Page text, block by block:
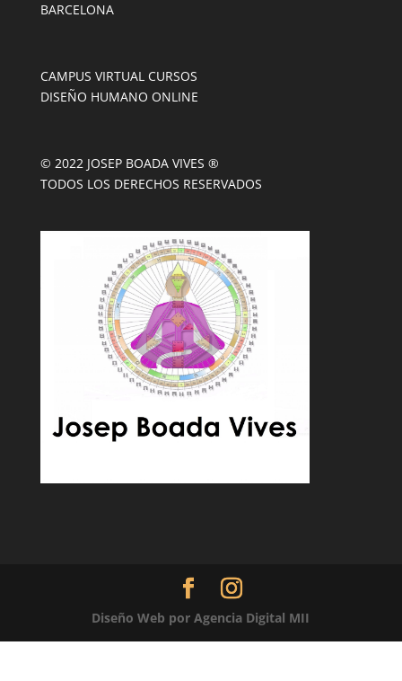
BARCELONA
CAMPUS VIRTUAL CURSOS
DISEÑO HUMANO ONLINE
© 2022 JOSEP BOADA VIVES ®
TODOS LOS DERECHOS RESERVADOS
Diseño Web por Agencia Digital MII